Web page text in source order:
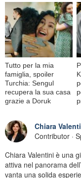
Tutto per la mia
famiglia, spoiler
Turchia: Sengul
recupera la sua casa
grazie a Doruk
Chiara
Contributor ·
Chiara Valentini è una
attiva nel panorama
vanta una solida